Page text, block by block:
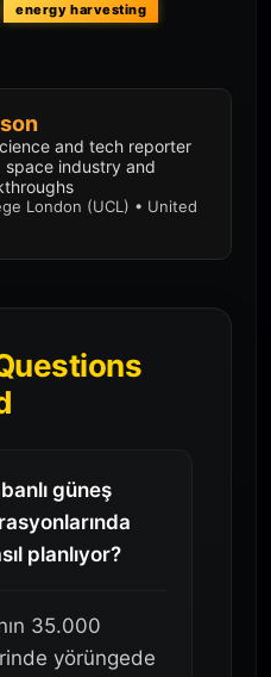
energy harvesting
and tech reporter
space industry and
London (UCL) • United
güneş
planlıyor?
35.000
yörüngede